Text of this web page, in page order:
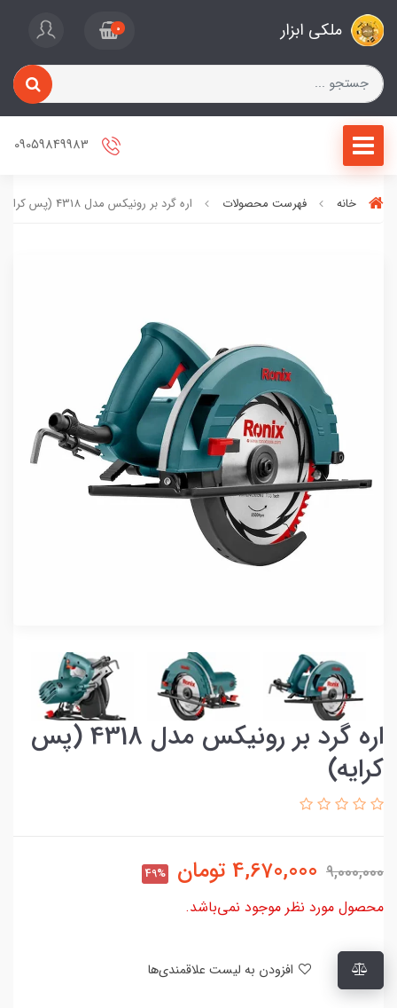
ملکی ابزار 0
خانه فهرست محصولات اره گرد بر رونیکس مدل 4318 (پس کرایه)
اره گرد بر رونیکس مدل 4318 (پس
کرایه)
9,000,000
4,670,000 تومان 49%
محصول مورد نظر موجود نمی‌باشد.